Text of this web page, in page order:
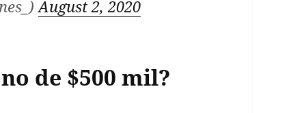
August 2, 2020
de $500 mil?